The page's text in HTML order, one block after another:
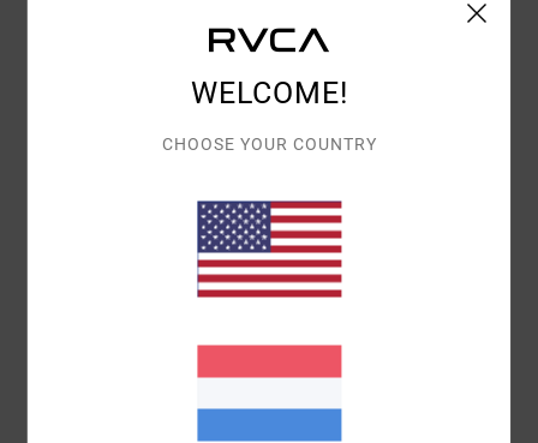
Kleurcode tbr
polyester
[Hoofdstof] 100% polyester
Recently Viewed
WELCOME!
CHOOSE YOUR COUNTRY